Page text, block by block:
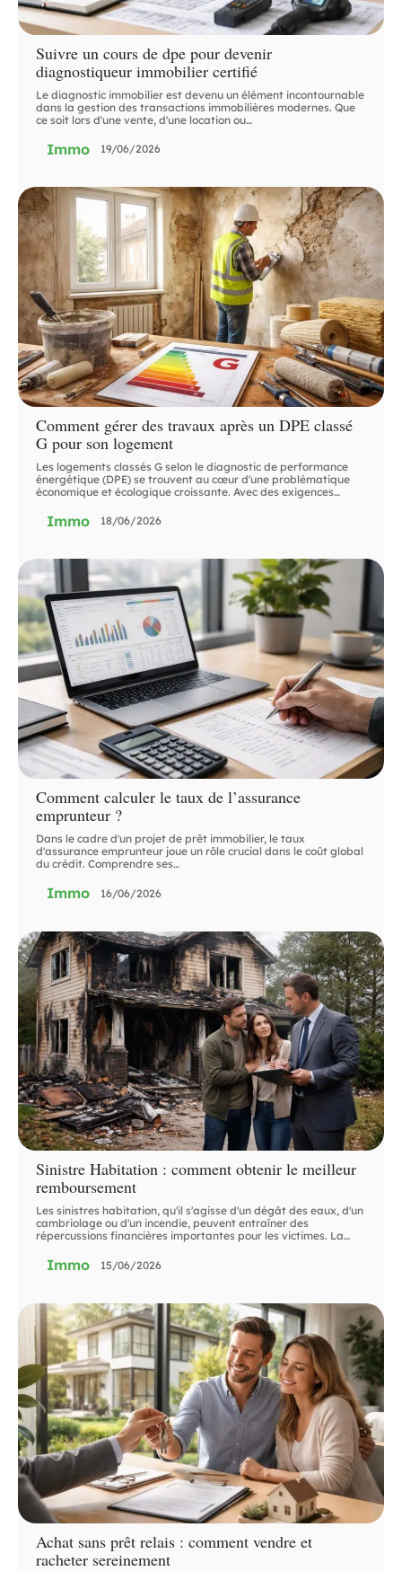
Suivre un cours de dpe pour devenir
diagnostiqueur immobilier certifié
Le diagnostic immobilier est devenu un élément incontournable
dans la gestion des transactions immobilières modernes. Que
ce soit lors d'une vente, d'une location ou…
Immo 19/06/2026
Comment gérer des travaux après un DPE classé
G pour son logement
Les logements classés G selon le diagnostic de performance
énergétique (DPE) se trouvent au cœur d'une problématique
économique et écologique croissante. Avec des exigences…
Immo 18/06/2026
Comment calculer le taux de l’assurance
emprunteur ?
Dans le cadre d'un projet de prêt immobilier, le taux
d'assurance emprunteur joue un rôle crucial dans le coût global
du crédit. Comprendre ses…
Immo 16/06/2026
Sinistre Habitation : comment obtenir le meilleur
remboursement
Les sinistres habitation, qu'il s'agisse d'un dégât des eaux, d'un
cambriolage ou d'un incendie, peuvent entraîner des
répercussions financières importantes pour les victimes. La…
Immo 15/06/2026
Achat sans prêt relais : comment vendre et
racheter sereinement